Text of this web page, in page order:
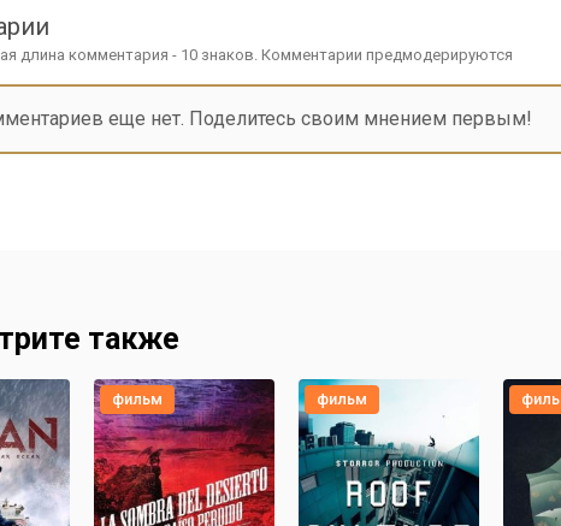
длина комментария - 10 знаков. Комментарии предмодерируются
еще нет. Поделитесь своим мнением первым!
также
фильм фильм